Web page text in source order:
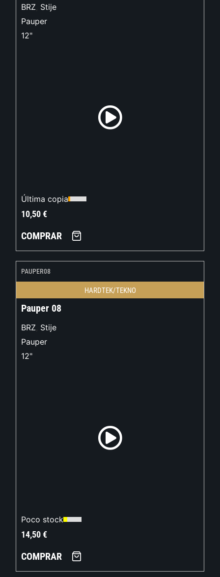
BRZ, Stije
Pauper
12"
Última copia
10,50€
COMPRAR
PAUPER08
HARDTEK/TEKNO
Pauper 08
BRZ, Stije
Pauper
12"
Poco stock
14,50€
COMPRAR